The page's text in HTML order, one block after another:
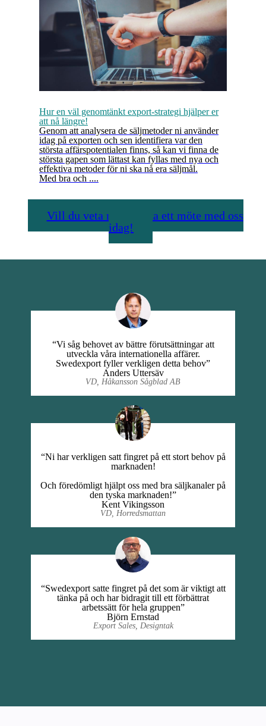
Hur en väl genomtänkt export-strategi hjälper er
att nå längre!
Genom att analysera de säljmetoder ni använder
idag på exporten och sen identifiera var den
största affärspotentialen finns, så kan vi finna de
största gapen som lättast kan fyllas med nya och
effektiva metoder för ni ska nå era säljmål.
Med bra och ....
Vill du veta mer - boka ett möte med oss
idag!
“Vi såg behovet av bättre förutsättningar att
utveckla våra internationella affärer.
Swedexport fyller verkligen detta behov”
Anders Uttersäv
VD, Håkansson Sågblad AB
“Ni har verkligen satt fingret på ett stort behov på
marknaden!
Och föredömligt hjälpt oss med bra säljkanaler på
den tyska marknaden!”
Kent Vikingsson
VD, Horredsmattan
“Swedexport satte fingret på det som är viktigt att
tänka på och har bidragit till ett förbättrat
arbetssätt för hela gruppen”
Björn Ernstad
Export Sales, Designtak